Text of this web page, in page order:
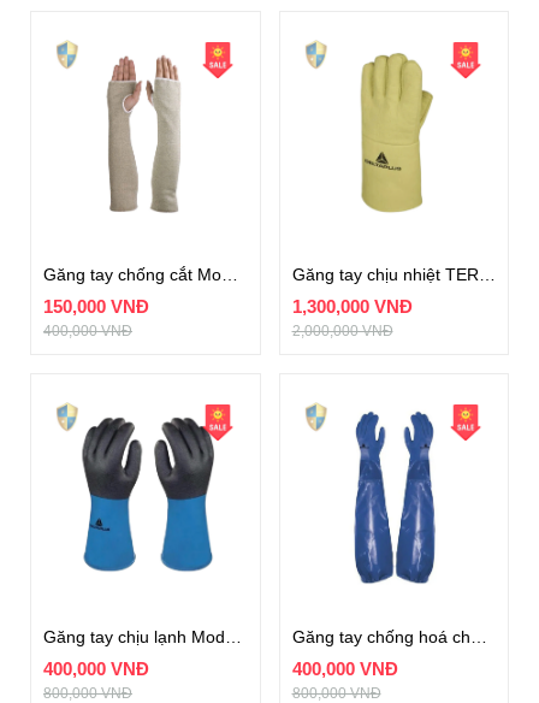
150,000 VNĐ
400,000 VNĐ
1,300,000 VNĐ
2,000,000 VNĐ
400,000 VNĐ
800,000 VNĐ
400,000 VNĐ
800,000 VNĐ